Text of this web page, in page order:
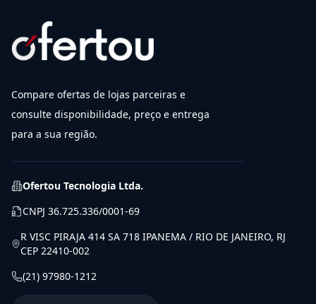
Compare ofertas de lojas parceiras e
consulte disponibilidade, preço e entrega
para a sua região.
Ofertou Tecnologia Ltda.
CNPJ 36.725.336/0001-69
R VISC PIRAJA 414 SA 718 IPANEMA / RIO DE JANEIRO, RJ
CEP 22410-002
(21) 97980-1212